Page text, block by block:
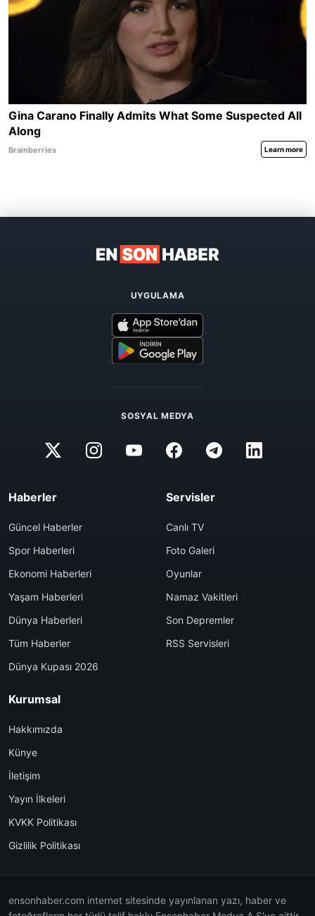
UYGULAMA
SOSYAL MEDYA
Haberler
Güncel Haberler
Spor Haberleri
Ekonomi Haberleri
Yaşam Haberleri
Dünya Haberleri
Tüm Haberler
Dünya Kupası 2026
Servisler
Canlı TV
Foto Galeri
Oyunlar
Namaz Vakitleri
Son Depremler
RSS Servisleri
Kurumsal
Hakkımızda
Künye
İletişim
Yayın İlkeleri
KVKK Politikası
Gizlilik Politikası
ensonhaber.com internet sitesinde yayınlanan yazı, haber ve